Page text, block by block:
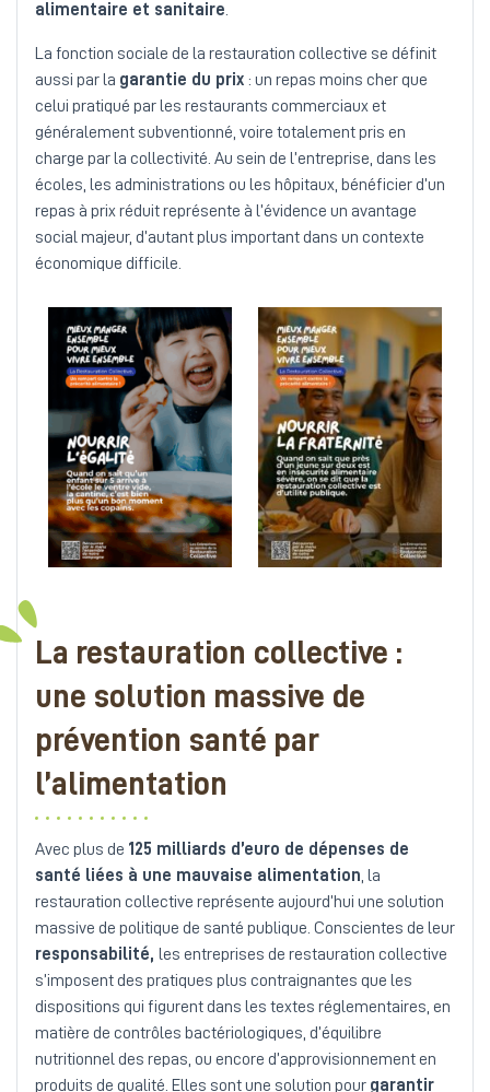
alimentaire et sanitaire.
La fonction sociale de la restauration collective se définit
aussi par la garantie du prix : un repas moins cher que
celui pratiqué par les restaurants commerciaux et
généralement subventionné, voire totalement pris en
charge par la collectivité. Au sein de l’entreprise, dans les
écoles, les administrations ou les hôpitaux, bénéficier d’un
repas à prix réduit représente à l’évidence un avantage
social majeur, d’autant plus important dans un contexte
économique difficile.
La restauration collective :
une solution massive de
prévention santé par
l’alimentation
Avec plus de 125 milliards d’euro de dépenses de
santé liées à une mauvaise alimentation, la
restauration collective représente aujourd’hui une solution
massive de politique de santé publique. Conscientes de leur
responsabilité, les entreprises de restauration collective
s’imposent des pratiques plus contraignantes que les
dispositions qui figurent dans les textes réglementaires, en
matière de contrôles bactériologiques, d’équilibre
nutritionnel des repas, ou encore d’approvisionnement en
produits de qualité. Elles sont une solution pour garantir